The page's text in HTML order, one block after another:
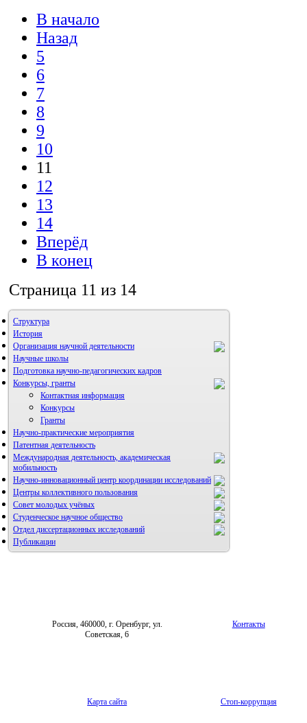
В начало
Назад
5
6
7
8
9
10
11
12
13
14
Вперёд
В конец
Страница 11 из 14
Структура
История
Организация научной деятельности
Научные школы
Подготовка научно-педагогических кадров
Конкурсы, гранты
Контактная информация
Конкурсы
Гранты
Научно-практические мероприятия
Патентная деятельность
Международная деятельность, академическая
мобильность
Научно-инновационный центр координации исследований
НИИ микрохирургии и клинической анатомии
Центры коллективного пользования
Совет молодых учёных
Студенческое научное общество
Отдел диссертационных исследований
Публикации
Россия, 460000, г. Оренбург, ул.
Советская, 6
Контакты
Карта сайта Стоп-коррупция